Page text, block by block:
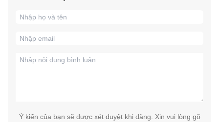
Ý kiến của bạn sẽ được xét duyệt khi đăng. Xin vui lòng gõ